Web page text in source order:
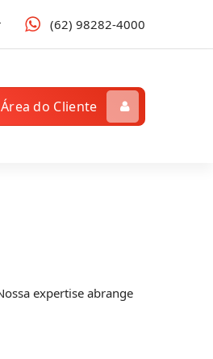
(62) 98282-4000
Área do Cliente
expertise abrange